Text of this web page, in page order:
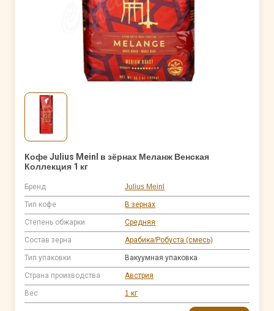
Кофе Julius Meinl в зёрнах Меланж Венская
Коллекция 1 кг
Бренд Julius Meinl
Тип кофе В зернах
Степень обжарки Средняя
Состав зерна Арабика/Робуста (смесь)
Тип упаковки Вакуумная упаковка
Страна производства Австрия
Вес 1 кг